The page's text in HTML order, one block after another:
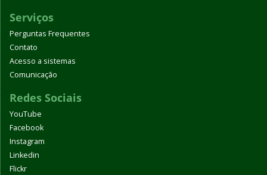
Serviços
Perguntas Frequentes
Contato
Acesso a sistemas
Comunicação
Redes Sociais
YouTube
Facebook
Instagram
Linkedin
Flickr